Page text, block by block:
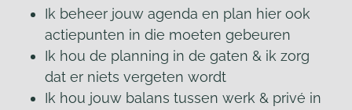
Ik beheer jouw agenda en plan hier ook
actiepunten in die moeten gebeuren
Ik hou de planning in de gaten & ik zorg
dat er niets vergeten wordt
Ik hou jouw balans tussen werk & privé in